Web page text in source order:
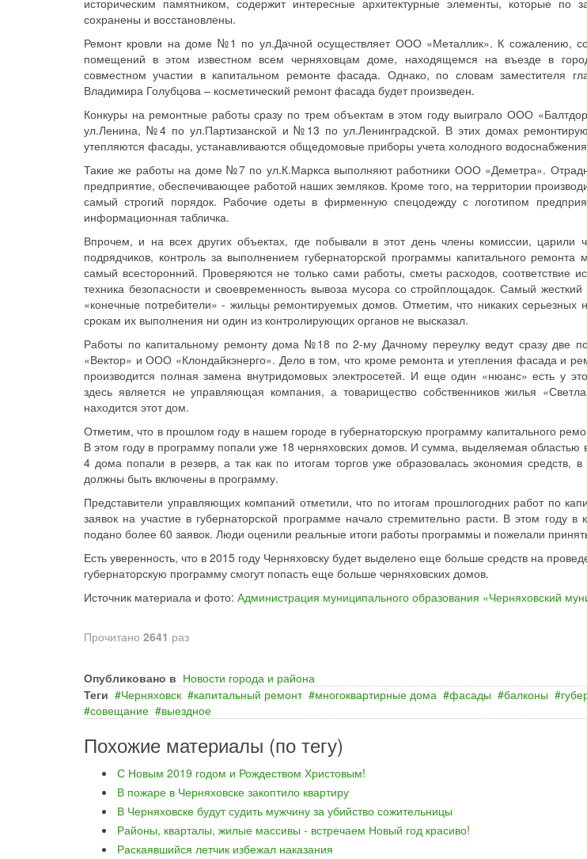
историческим памятником, содержит интересные архитектурные элементы, которые по
сохранены и восстановлены.
Ремонт кровли на доме №1 по ул.Дачной осуществляет ООО «Металлик». К сожалению,
помещений в этом известном всем черняховцам доме, находящемся на въезде в
совместном участии в капитальном ремонте фасада. Однако, по словам заместителя
Владимира Голубцова – косметический ремонт фасада будет произведен.
Конкуры на ремонтные работы сразу по трем объектам в этом году выиграло ООО
ул.Ленина, №4 по ул.Партизанской и №13 по ул.Ленинградской. В этих домах
утепляются фасады, устанавливаются общедомовые приборы учета холодного
Такие же работы на доме №7 по ул.К.Маркса выполняют работники ООО «Деметра».
предприятие, обеспечивающее работой наших земляков. Кроме того, на территории
самый строгий порядок. Рабочие одеты в фирменную спецодежду с логотипом
информационная табличка.
Впрочем, и на всех других объектах, где побывали в этот день члены комиссии, царили
подрядчиков, контроль за выполнением губернаторской программы капитального ремонта
самый всесторонний. Проверяются не только сами работы, сметы расходов, соответствие
техника безопасности и своевременность вывоза мусора со стройплощадок. Самый
«конечные потребители» - жильцы ремонтируемых домов. Отметим, что никаких серьезных
срокам их выполнения ни один из контролирующих органов не высказал.
Работы по капитальному ремонту дома №18 по 2-му Дачному переулку ведут сразу две
«Вектор» и ООО «Клондайкэнерго». Дело в том, что кроме ремонта и утепления фасада и
производится полная замена внутридомовых электросетей. И еще один «нюанс» есть у
здесь является не управляющая компания, а товарищество собственников жилья
находится этот дом.
Отметим, что в прошлом году в нашем городе в губернаторскую программу капитального
В этом году в программу попали уже 18 черняховских домов. И сумма, выделяемая областью
4 дома попали в резерв, а так как по итогам торгов уже образовалась экономия средств,
должны быть включены в программу.
Представители управляющих компаний отметили, что по итогам прошлогодних работ по
заявок на участие в губернаторской программе начало стремительно расти. В этом году
подано более 60 заявок. Люди оценили реальные итоги работы программы и пожелали
Есть уверенность, что в 2015 году Черняховску будет выделено еще больше средств на
губернаторскую программу смогут попасть еще больше черняховских домов.
Источник материала и фото: Администрация муниципального образования «Черняховский
Прочитано 2641 раз
Опубликовано в Новости города и района
Теги
Черняховск капитальный ремонт многоквартирные дома фасады балконы
совещание
выездное
Похожие материалы (по тегу)
С Новым 2019 годом и Рождеством Христовым!
В пожаре в Черняховске закоптило квартиру
В Черняховске будут судить мужчину за убийство сожительницы
Районы, кварталы, жилые массивы - встречаем Новый год красиво!
Раскаявшийся летчик избежал наказания